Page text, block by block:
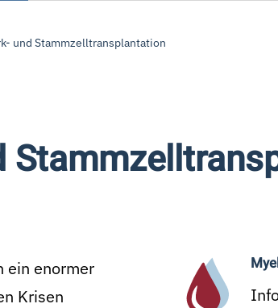
und Stammzelltransplantation
ein enormer
Krisen